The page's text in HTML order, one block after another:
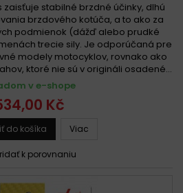
stabilné brzdné účinky, dlhú
brzdového kotúča, a to ako za
podmienok (dážď alebo prudké
trecie sily. Je odporúčaná pre
modely motocyklov, rovnako ako
ktoré nie sú v origináli osadené...
v e-shope
Kč
do košíka Viac
k porovnaniu